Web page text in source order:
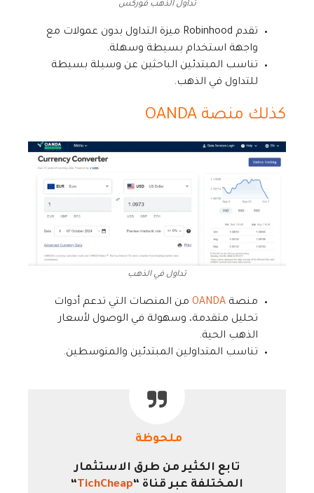
تداول الذهب فوركس
تقدم Robinhood ميزة التداول بدون عمولات مع
واجهة استخدام بسيطة وسهلة.
تناسب المبتدئين الباحثين عن وسيلة بسيطة
للتداول في الذهب.
كذلك منصة OANDA
تداول في الذهب
منصة OANDA من المنصات التي تدعم أدوات
تحليل متقدمة، وسهولة في الوصول لأسعار
الذهب الحية.
تناسب المتداولين المبتدئين والمتوسطين.
ملحوظة
تابع الكثير من طرق الاستثمار
المختلفة عبر قناة “TichCheap
“